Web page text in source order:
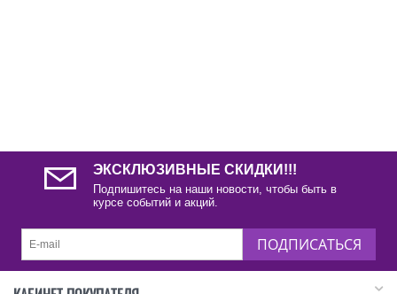
ЭКСКЛЮЗИВНЫЕ СКИДКИ!!!
Подпишитесь на наши новости, чтобы быть в
курсе событий и акций.
ПОДПИСАТЬСЯ